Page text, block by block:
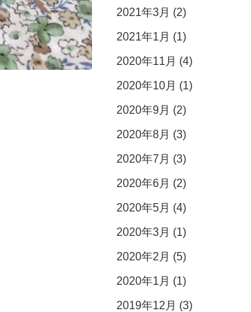
2021年3月 (2)
2021年1月 (1)
2020年11月 (4)
2020年10月 (1)
2020年9月 (2)
2020年8月 (3)
2020年7月 (3)
2020年6月 (2)
2020年5月 (4)
2020年3月 (1)
2020年2月 (5)
2020年1月 (1)
2019年12月 (3)